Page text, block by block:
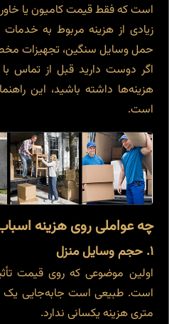
است که فقط قیمت کامیون یا
زیادی از هزینه مربوط به خدمات
حمل وسایل سنگین، تجهیزات
اگر دوست دارید قبل از تماس
هزینه‌ها داشته باشید، این
است.
چه عواملی روی هزینه
۱. حجم وسایل منزل
اولین موضوعی که روی قیمت
متری هزینه یکسانی ندارد.